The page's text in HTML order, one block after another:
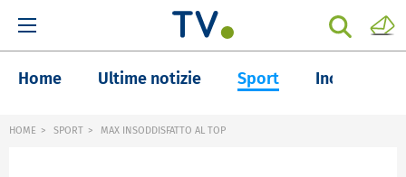
Home Ultime notizie Sport Inchieste
HOME SPORT MAX INSODDISFATTO AL TOP